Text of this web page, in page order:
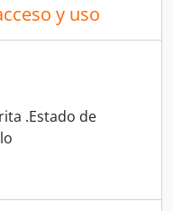
y uso
.Estado de